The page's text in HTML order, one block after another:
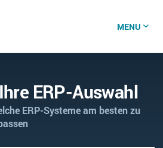
MENU
ERP-Auswahl
ERP-Systeme am besten zu